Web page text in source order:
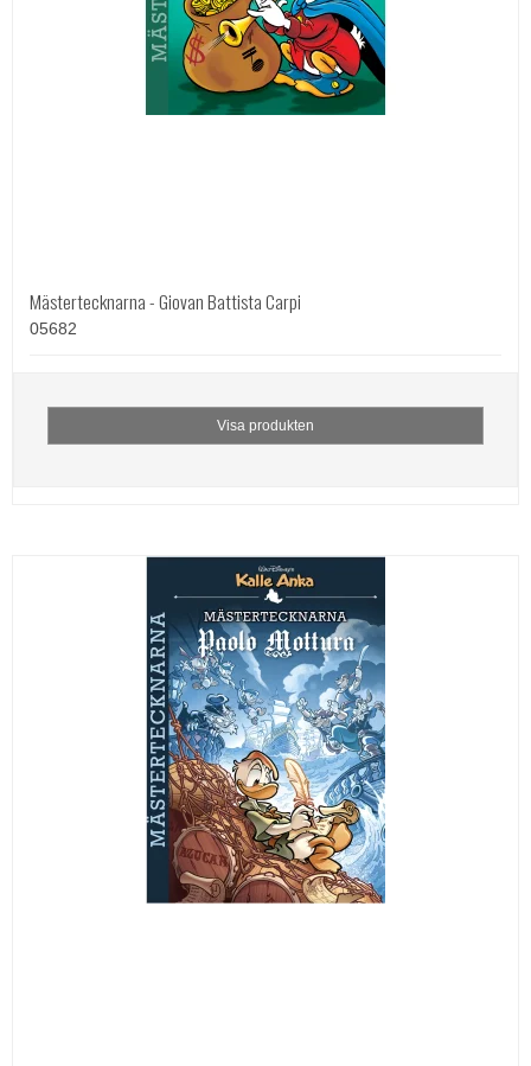
Mästertecknarna - Giovan Battista Carpi
05682
Visa produkten